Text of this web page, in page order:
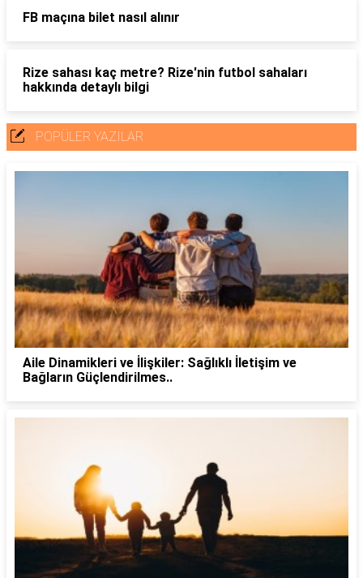
FB maçına bilet nasıl alınır
Rize sahası kaç metre? Rize'nin futbol sahaları
hakkında detaylı bilgi
POPÜLER YAZILAR
Aile Dinamikleri ve İlişkiler: Sağlıklı İletişim ve
Bağların Güçlendirilmes..